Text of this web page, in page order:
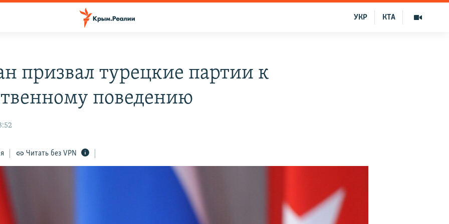
КТА
УКР
призвал турецкие партии к
поведению
Читать без VPN